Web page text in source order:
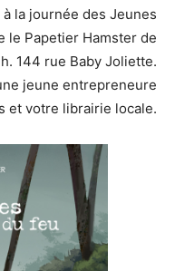
la journée des Jeunes
le Papetier Hamster de
144 rue Baby Joliette.
jeune entrepreneure
et votre librairie locale.